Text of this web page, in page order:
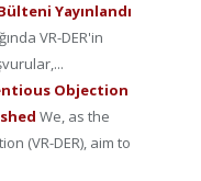
Yayınlandı
VR-DER'in
Objection
We, as the
(VR-DER), aim to